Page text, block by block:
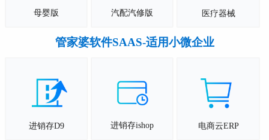
母婴版 汽配汽修版 医疗器械
管家婆软件SAAS-适用小微企业
进销存D9 进销存ishop 电商云ERP